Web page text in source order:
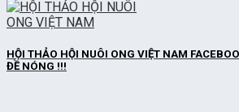
HỘI THẢO HỘI NUÔI ONG VIỆT NAM
ĐỀ NÓNG !!!